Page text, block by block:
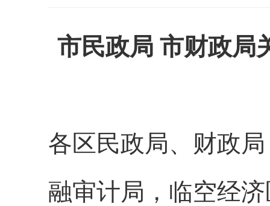
市民政局 市财政局
各区民政局、财政
融审计局，临空经